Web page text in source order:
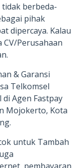
berbeda-
pihak
dipercaya. Kalau
Perusahaan
& Garansi
Telkomsel
Agen Fastpay
Mojokerto, Kota
untuk Tambah
pembayaran